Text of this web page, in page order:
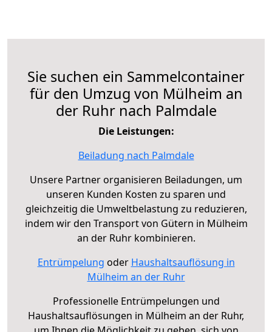
Sie suchen ein Sammelcontainer
für den Umzug von Mülheim an
der Ruhr nach Palmdale
Die Leistungen:
Beiladung nach Palmdale
Unsere Partner organisieren Beiladungen, um
unseren Kunden Kosten zu sparen und
gleichzeitig die Umweltbelastung zu reduzieren,
indem wir den Transport von Gütern in Mülheim
an der Ruhr kombinieren.
Entrümpelung oder Haushaltsauflösung in
Mülheim an der Ruhr
Professionelle Entrümpelungen und
Haushaltsauflösungen in Mülheim an der Ruhr,